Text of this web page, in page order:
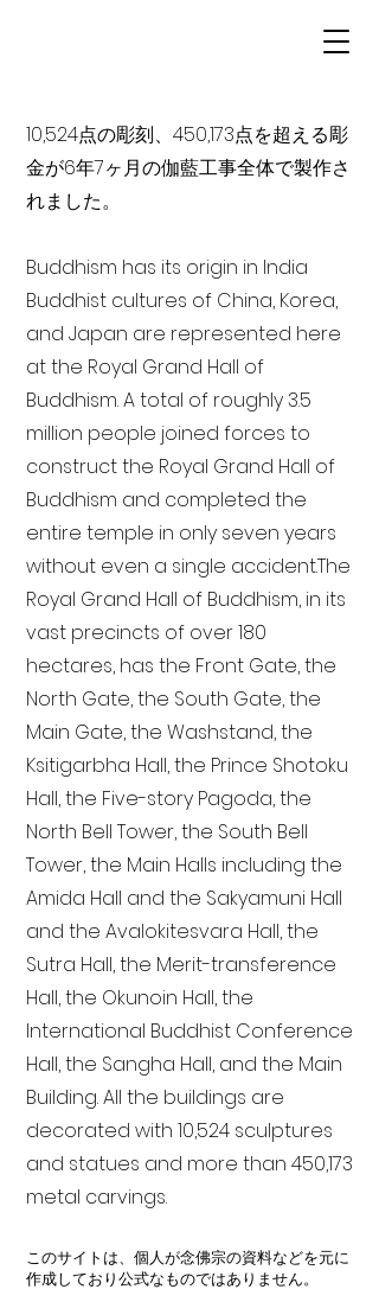
10,524点の彫刻、450,173点を超える彫
金が6年7ヶ月の伽藍工事全体で製作さ
れました。
Buddhism has its origin in India
Buddhist cultures of China, Korea,
and Japan are represented here
at the Royal Grand Hall of
Buddhism. A total of roughly 3.5
million people joined forces to
construct the Royal Grand Hall of
Buddhism and completed the
entire temple in only seven years
without even a single accident. The
Royal Grand Hall of Buddhism, in its
vast precincts of over 180
hectares, has the Front Gate, the
North Gate, the South Gate, the
Main Gate, the Washstand, the
Ksitigarbha Hall, the Prince Shotoku
Hall, the Five-story Pagoda, the
North Bell Tower, the South Bell
Tower, the Main Halls including the
Amida Hall and the Sakyamuni Hall
and the Avalokitesvara Hall, the
Sutra Hall, the Merit-transference
Hall, the Okunoin Hall, the
International Buddhist Conference
Hall, the Sangha Hall, and the Main
Building. All the buildings are
decorated with 10,524 sculptures
and statues and more than 450,173
metal carvings.
このサイトは、個人が念佛宗の資料などを元に
作成しており公式なものではありません。